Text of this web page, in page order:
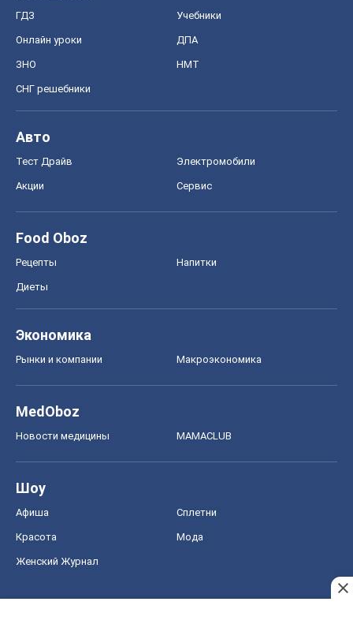
ГДЗ Учебники
Онлайн уроки ДПА
ЗНО НМТ
СНГ решебники
Авто
Тест Драйв Электромобили
Акции Сервис
Food Oboz
Рецепты Напитки
Диеты
Экономика
Рынки и компании Mакроэкономика
MedOboz
Новости медицины MAMACLUB
Шоу
Афиша Сплетни
Красота Мода
Женский Журнал